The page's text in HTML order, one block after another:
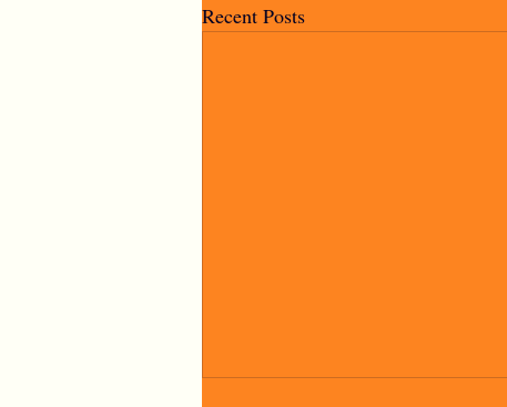
Recent Posts